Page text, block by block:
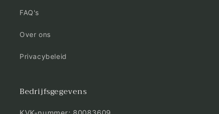
FAQ's
Over ons
Privacybeleid
Bedrijfsgegevens